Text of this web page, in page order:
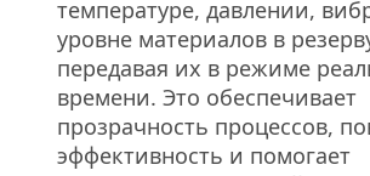
температуре, давлении,
уровне материалов в
передавая их в режиме
времени. Это обеспечивает
прозрачность процессов,
эффективность и помогает